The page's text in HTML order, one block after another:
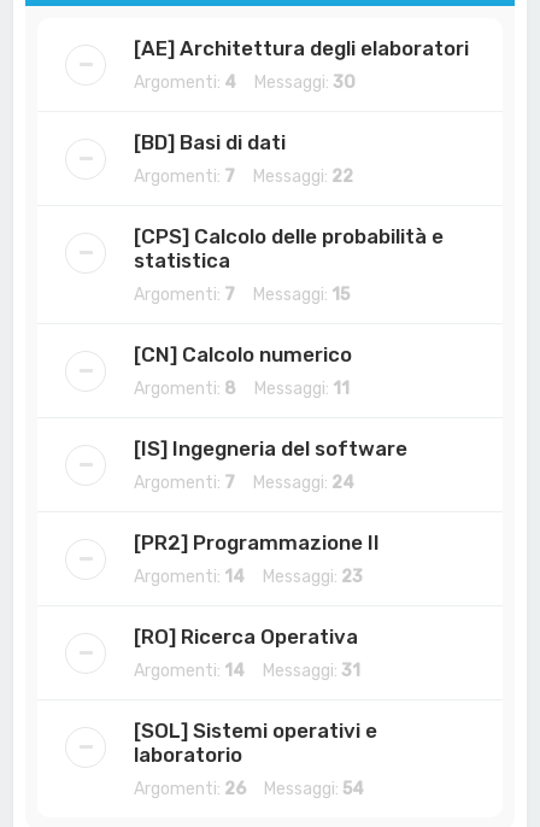
[AE] Architettura degli elaboratori
Argomenti: 4 Messaggi: 30
[BD] Basi di dati
Argomenti: 7 Messaggi: 22
[CPS] Calcolo delle probabilità e
statistica
Argomenti: 7 Messaggi: 15
[CN] Calcolo numerico
Argomenti: 8 Messaggi: 11
[IS] Ingegneria del software
Argomenti: 7 Messaggi: 24
[PR2] Programmazione II
Argomenti: 14 Messaggi: 23
[RO] Ricerca Operativa
Argomenti: 14 Messaggi: 31
[SOL] Sistemi operativi e
laboratorio
Argomenti: 26 Messaggi: 54